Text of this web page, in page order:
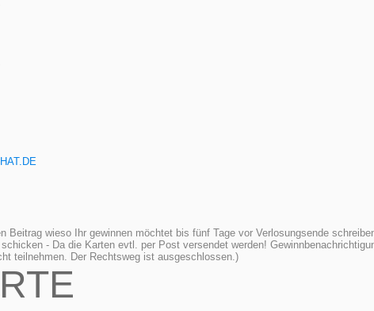
Beitrag wieso Ihr gewinnen möchtet bis fünf Tage vor Verlosungsende
- Da die Karten evtl. per Post versendet werden!
teilnehmen. Der Rechtsweg ist ausgeschlossen.)